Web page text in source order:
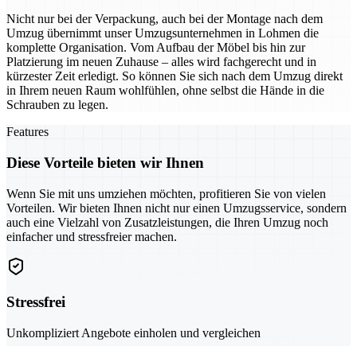
Nicht nur bei der Verpackung, auch bei der Montage nach dem
Umzug übernimmt unser Umzugsunternehmen in Lohmen die
komplette Organisation. Vom Aufbau der Möbel bis hin zur
Platzierung im neuen Zuhause – alles wird fachgerecht und in
kürzester Zeit erledigt. So können Sie sich nach dem Umzug direkt
in Ihrem neuen Raum wohlfühlen, ohne selbst die Hände in die
Schrauben zu legen.
Features
Diese Vorteile bieten wir Ihnen
Wenn Sie mit uns umziehen möchten, profitieren Sie von vielen
Vorteilen. Wir bieten Ihnen nicht nur einen Umzugsservice, sondern
auch eine Vielzahl von Zusatzleistungen, die Ihren Umzug noch
einfacher und stressfreier machen.
Stressfrei
Unkompliziert Angebote einholen und vergleichen